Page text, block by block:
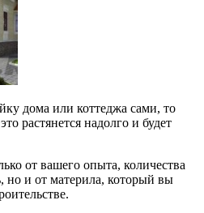
дома или коттеджа сами, то
растянется надолго и будет
от вашего опыта, количества
но и от материла, который вы